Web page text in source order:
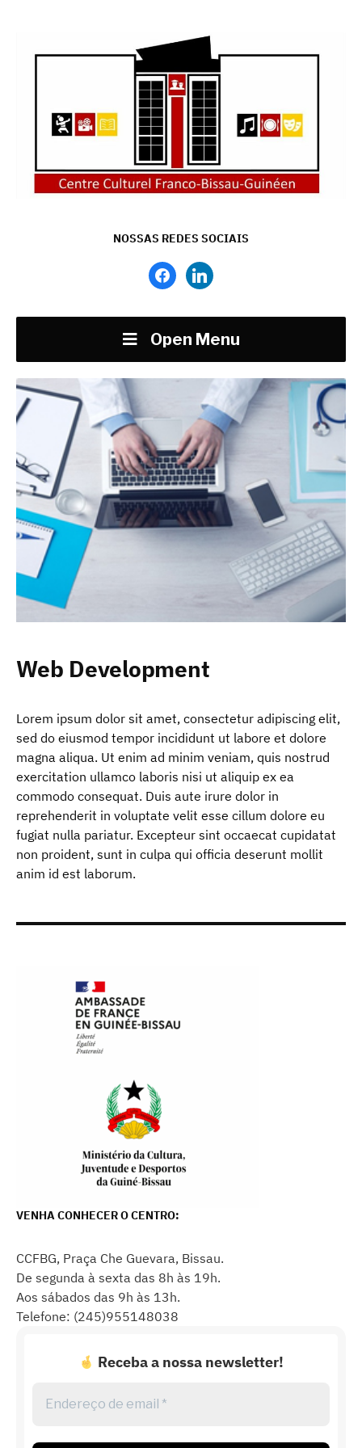
NOSSAS REDES SOCIAIS
facebooklinkedin
Open Menu
Web Development
Lorem ipsum dolor sit amet, consectetur adipiscing elit,
sed do eiusmod tempor incididunt ut labore et dolore
magna aliqua. Ut enim ad minim veniam, quis nostrud
exercitation ullamco laboris nisi ut aliquip ex ea
commodo consequat. Duis aute irure dolor in
reprehenderit in voluptate velit esse cillum dolore eu
fugiat nulla pariatur. Excepteur sint occaecat cupidatat
non proident, sunt in culpa qui officia deserunt mollit
anim id est laborum.
VENHA CONHECER O CENTRO:
CCFBG, Praça Che Guevara, Bissau.
De segunda à sexta das 8h às 19h.
Aos sábados das 9h às 13h.
Telefone: (245)955148038
Receba a nossa newsletter!
de